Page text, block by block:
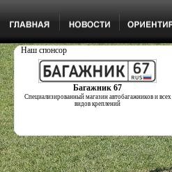
Наш спонсор
Багажник 67
Специализированный магазин автобагажников и всех
видов креплений